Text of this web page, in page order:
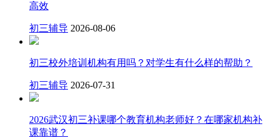
高效
初三辅导 2026-08-06
初三校外培训机构有用吗？对学生有什么样的帮助？
初三辅导 2026-07-31
2026武汉初三补课哪个教育机构老师好？在哪家机构补
课靠谱？